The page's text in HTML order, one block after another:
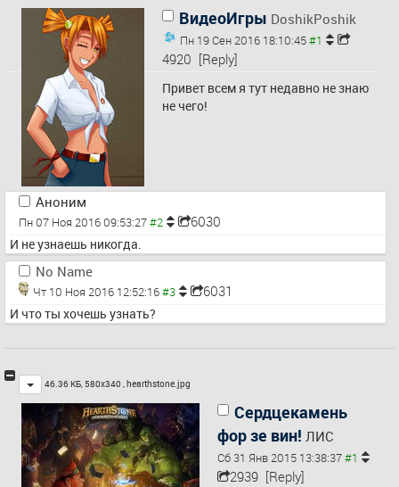
ВидеоИгры DoshikPoshik
Пн 19 Сен 2016 18:10:45
4920 [Reply]
Привет всем я тут недавно не знаю
не чего!
Аноним
Пн 07 Ноя 2016 09:53:27 6030
И не узнаешь никогда.
No Name
Чт 10 Ноя 2016 12:52:16 6031
И что ты хочешь узнать?
Toggle
46.36 КБ, 580x340 ,hearthstone.jpg
Сердцекамень
фор зе вин! ЛИС
Сб 31 Янв 2015 13:38:37
2939 [Reply]